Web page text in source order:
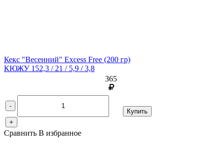
Кекс "Весенний" Excess Free (200 гр)
КЮЖУ 152,3 / 21 / 5,9 / 3,8
365
-
+
Купить
Сравнить В избранное